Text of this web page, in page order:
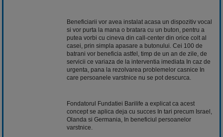
Beneficiarii vor avea instalat acasa un dispozitiv vocal
si vor purta la mana o bratara cu un buton, pentru a
putea vorbi cu cineva din call-center din orice colt al
casei, prin simpla apasare a butonului. Cei 100 de
batrani vor beneficia astfel, timp de un an de zile, de
servicii ce variaza de la interventia imediata In caz de
urgenta, pana la rezolvarea problemelor casnice In
care persoanele varstnice nu se pot descurca.
Fondatorul Fundatiei Barilife a explicat ca acest
concept se aplica deja cu succes In tari precum Israel,
Olanda si Germania, In beneficiul persoanelor
varstnice.